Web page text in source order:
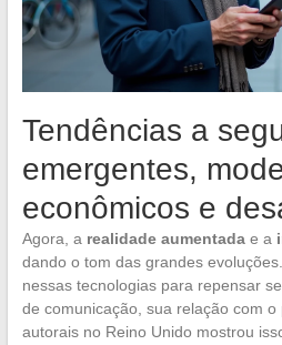
Tendências a
emergentes,
econômicos e
Agora, a realidade aumentadae a
dando o tom das grandes
nessas tecnologias para repensar
de comunicação, sua relação com
autorais no Reino Unido mostrou